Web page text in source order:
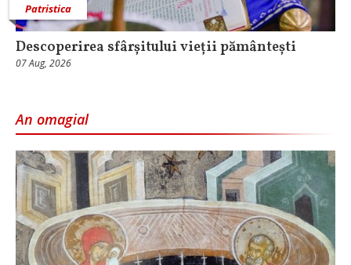
Patristica
Descoperirea sfârșitului vieții pământești
07 Aug, 2026
An omagial